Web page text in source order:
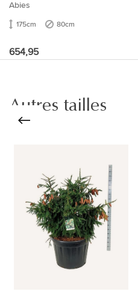
Abies
175cm 80cm
654,95
Autres tailles